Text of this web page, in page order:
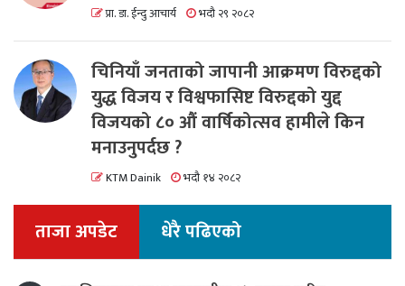
प्रा. डा. ईन्दु आचार्य भदौ २९ २०८२
चिनियाँ जनताको जापानी आक्रमण विरुद्दको
युद्ध विजय र विश्वफासिष्ट विरुद्दको युद्द
विजयको ८० औं वार्षिकोत्सव हामीले किन
मनाउनुपर्दछ ?
KTM Dainik भदौ १४ २०८२
ताजा अपडेट धेरै पढिएको